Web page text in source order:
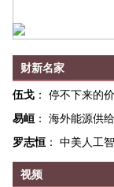
财新名家
伍戈 ： 停不下来的
易峘 ： 海外能源供
罗志恒 ： 中美人工
视频